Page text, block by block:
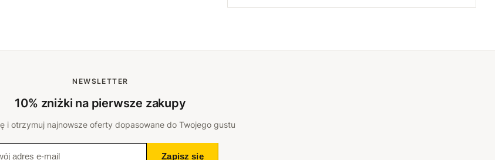
NEWSLETTER
10% zniżki na pierwsze zakupy
i otrzymuj najnowsze oferty dopasowane do Twojego gustu
Zapisz się